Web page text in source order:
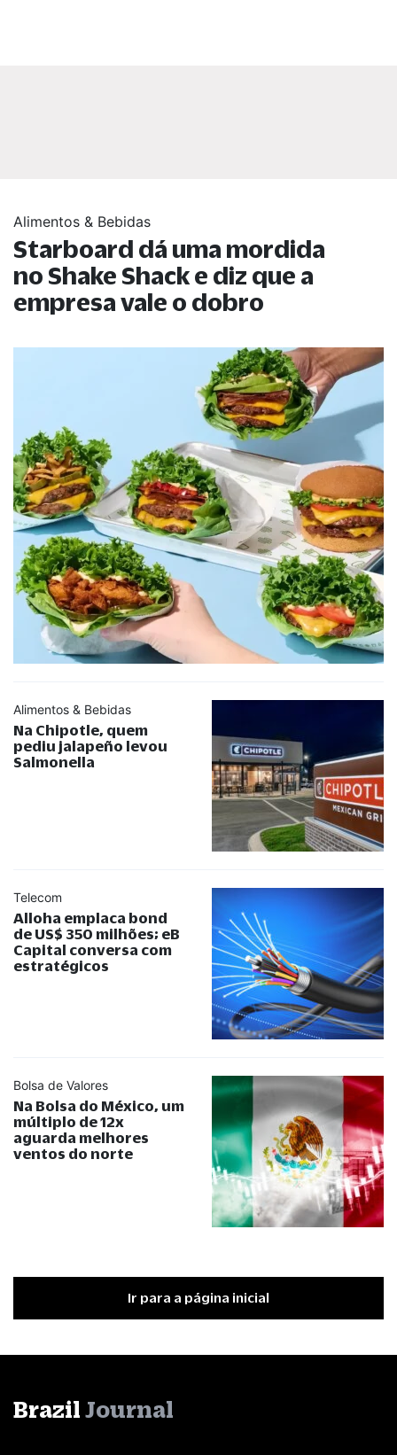
Alimentos & Bebidas
Starboard dá uma mordida
no Shake Shack e diz que a
empresa vale o dobro
Alimentos & Bebidas
Na Chipotle, quem
pediu jalapeño levou
Salmonella
Telecom
Alloha emplaca bond
de US$ 350 milhões; eB
Capital conversa com
estratégicos
Bolsa de Valores
Na Bolsa do México, um
múltiplo de 12x
aguarda melhores
ventos do norte
Ir para a página inicial
Brazil Journal